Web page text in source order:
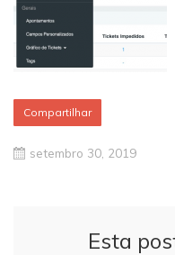
Compartilhar
setembro 30, 2019
Esta